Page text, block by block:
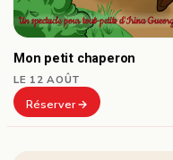
Mon petit chaperon
LE 12 AOÛT
Réserver